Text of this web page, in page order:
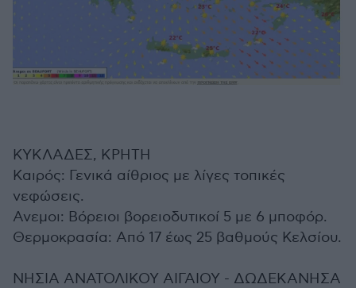
ΚΥΚΛΑΔΕΣ, ΚΡΗΤΗ
Καιρός: Γενικά αίθριος με λίγες τοπικές
νεφώσεις.
Ανεμοι: Βόρειοι βορειοδυτικοί 5 με 6 μποφόρ.
Θερμοκρασία: Από 17 έως 25 βαθμούς Κελσίου.
ΝΗΣΙΑ ΑΝΑΤΟΛΙΚΟΥ ΑΙΓΑΙΟΥ - ΔΩΔΕΚΑΝΗΣΑ